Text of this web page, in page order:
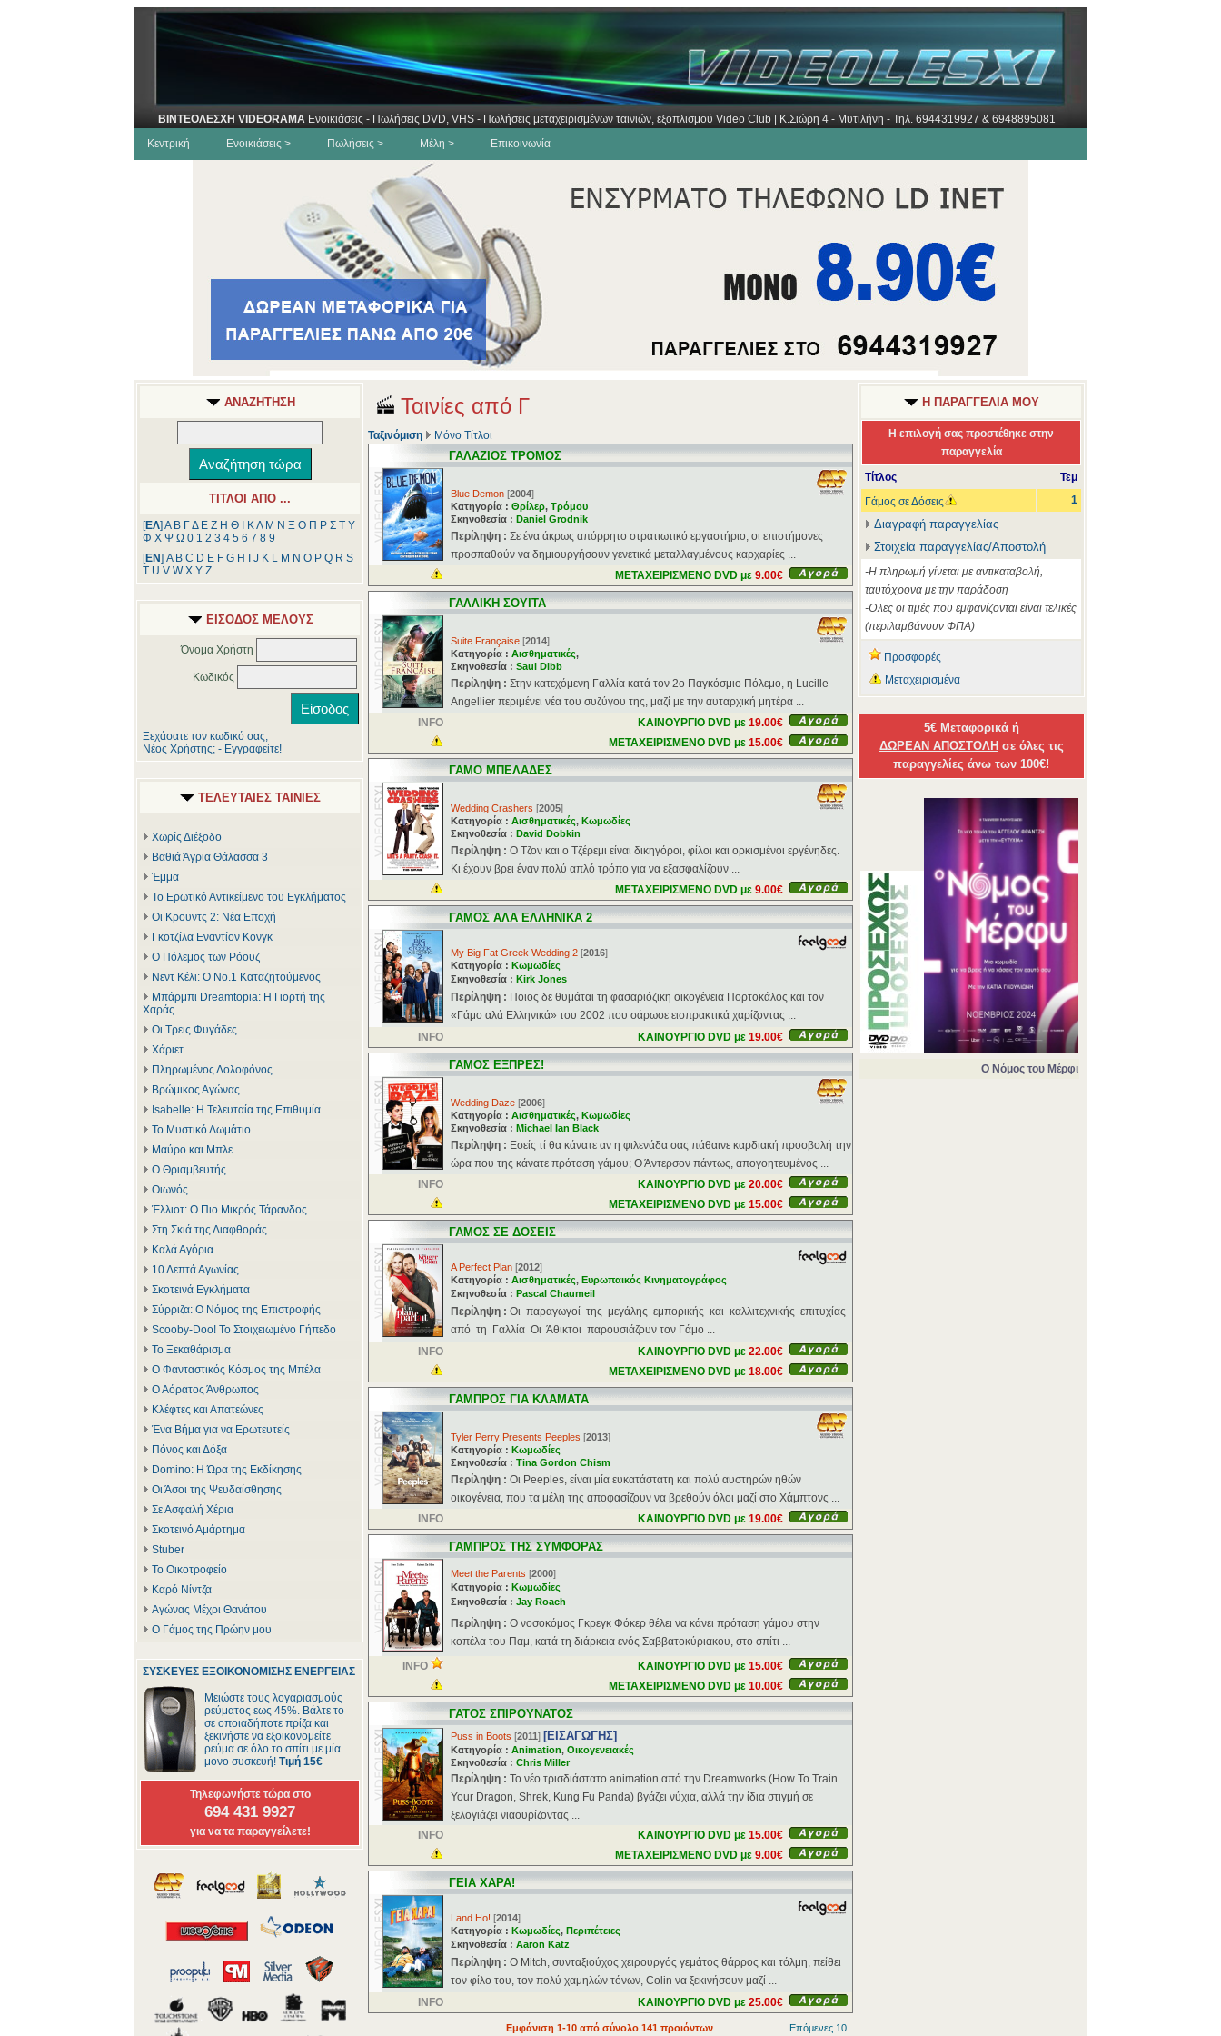
ΒΙΝΤΕΟΛΕΣΧΗ VIDEORAMA Ενοικιάσεις - Πωλήσεις DVD, VHS - Πωλήσεις μεταχειρισμένων ταινιών, εξοπλισμού Video Club | Κ.Σιώρη 4 - Μυτιλήνη - Τηλ. 6944319927 & 6948895081
Κεντρική
Ενοικιάσεις > Πωλήσεις > Μέλη > Επικοινωνία
ΑΝΑΖΗΤΗΣΗ
ΤΙΤΛΟΙ ΑΠΟ ...
[ΕΛ] Α Β ΓΔ Ε Ζ Η Θ ΚΛ Μ Ν Ξ Ο Π Ρ Σ Τ Υ
Φ Χ Ψ Ω 0 1 2 3 4 5 6 7 8 9
[ΕΝ] A B C D E F G H J K L M N O P Q R S
T U V W X Y Z
ΕΙΣΟΔΟΣ ΜΕΛΟΥΣ
Όνομα Χρήστη
Κωδικός
Ξεχάσατε τον κωδικό σας;
Νέος Χρήστης; - Εγγραφείτε!
ΤΕΛΕΥΤΑΙΕΣ ΤΑΙΝΙΕΣ
Χωρίς Διέξοδο
Βαθιά Άγρια Θάλασσα 3
Έμμα
Το Ερωτικό Αντικείμενο του Εγκλήματος
Οι Κρουντς 2: Νέα Εποχή
Γκοτζίλα Εναντίον Κονγκ
Ο Πόλεμος των Ρόουζ
Νεντ Κέλι: Ο Νο.1 Καταζητούμενος
Μπάρμπι Dreamtopia: Η Γιορτή της
Χαράς
Οι Τρεις Φυγάδες
Χάριετ
Πληρωμένος Δολοφόνος
Βρώμικος Αγώνας
Isabelle: Η Τελευταία της Επιθυμία
Το Μυστικό Δωμάτιο
Μαύρο και Μπλε
Ο Θριαμβευτής
Οιωνός
Έλλιοτ: Ο Πιο Μικρός Τάρανδος
Στη Σκιά της Διαφθοράς
Καλά Αγόρια
10 Λεπτά Αγωνίας
Σκοτεινά Εγκλήματα
Σύρριζα: Ο Νόμος της Επιστροφής
Scooby-Doo! Το Στοιχειωμένο Γήπεδο
Το Ξεκαθάρισμα
Ο Φανταστικός Κόσμος της Μπέλα
Ο Αόρατος Άνθρωπος
Κλέφτες και Απατεώνες
Ένα Βήμα για να Ερωτευτείς
Πόνος και Δόξα
Domino: Η Ώρα της Εκδίκησης
Οι Άσοι της Ψευδαίσθησης
Σε Ασφαλή Χέρια
Σκοτεινό Αμάρτημα
Stuber
Το Οικοτροφείο
Καρό Νίντζα
Αγώνας Μέχρι Θανάτου
Ο Γάμος της Πρώην μου
ΣΥΣΚΕΥΕΣ ΕΞΟΙΚΟΝΟΜΙΣΗΣ ΕΝΕΡΓΕΙΑΣ
Μειώστε τους λογαριασμούς
ρεύματος εως 45%. Βάλτε το
σε οποιαδήποτε πρίζα και
ξεκινήστε να εξοικονομείτε
ρεύμα σε όλο το σπίτι με μία
μονο συσκευή! Τιμή 15€
Τηλεφωνήστε τώρα στο
694 431 9927
για να τα παραγγείλετε!
Ταινίες από Γ
Ταξινόμιση Μόνο Τίτλοι
ΓΑΛΑΖΙΟΣ ΤΡΟΜΟΣ
Blue Demon [2004]
Κατηγορία : Θρίλερ, Τρόμου
Σκηνοθεσία : Daniel Grodnik
Περίληψη : Σε ένα άκρως απόρρητο στρατιωτικό εργαστήριο, οι επιστήμονες
προσπαθούν να δημιουργήσουν γενετικά μεταλλαγμένους καρχαρίες ...
ΜΕΤΑΧΕΙΡΙΣΜΕΝΟ DVD με 9.00€
ΓΑΛΛΙΚΗ ΣΟΥΙΤΑ
Suite Française [2014]
Κατηγορία : Αισθηματικές,
Σκηνοθεσία : Saul Dibb
Περίληψη : Στην κατεχόμενη Γαλλία κατά τον 2ο Παγκόσμιο Πόλεμο, η Lucille
Angellier περιμένει νέα του συζύγου της, μαζί με την αυταρχική μητέρα ...
INFO
ΚΑΙΝΟΥΡΓΙΟ DVD με 19.00€
ΜΕΤΑΧΕΙΡΙΣΜΕΝΟ DVD με 15.00€
ΓΑΜΟ ΜΠΕΛΑΔΕΣ
Wedding Crashers [2005]
Κατηγορία : Αισθηματικές, Κωμωδίες
Σκηνοθεσία : David Dobkin
Περίληψη : Ο Τζον και ο Τζέρεμι είναι δικηγόροι, φίλοι και ορκισμένοι εργένηδες.
Κι έχουν βρει έναν πολύ απλό τρόπο για να εξασφαλίζουν ...
ΜΕΤΑΧΕΙΡΙΣΜΕΝΟ DVD με 9.00€
ΓΑΜΟΣ ΑΛΑ ΕΛΛΗΝΙΚΑ 2
My Big Fat Greek Wedding 2 [2016]
Κατηγορία : Κωμωδίες
Σκηνοθεσία : Kirk Jones
Περίληψη : Ποιος δε θυμάται τη φασαριόζικη οικογένεια Πορτοκάλος και τον
«Γάμο αλά Ελληνικά» του 2002 που σάρωσε εισπρακτικά χαρίζοντας ...
INFO
ΚΑΙΝΟΥΡΓΙΟ DVD με 19.00€
ΓΑΜΟΣ ΕΞΠΡΕΣ!
Wedding Daze [2006]
Κατηγορία : Αισθηματικές, Κωμωδίες
Σκηνοθεσία : Michael Ian Black
Περίληψη : Εσείς τί θα κάνατε αν η φιλενάδα σας πάθαινε καρδιακή προσβολή την
ώρα που της κάνατε πρόταση γάμου; Ο Άντερσον πάντως, απογοητευμένος ...
INFO
ΚΑΙΝΟΥΡΓΙΟ DVD με 20.00€
ΜΕΤΑΧΕΙΡΙΣΜΕΝΟ DVD με 15.00€
ΓΑΜΟΣ ΣΕ ΔΟΣΕΙΣ
A Perfect Plan [2012]
Κατηγορία : Αισθηματικές, Ευρωπαικός Κινηματογράφος
Σκηνοθεσία : Pascal Chaumeil
Περίληψη : Οι παραγωγοί της μεγάλης εμπορικής και καλλιτεχνικής επιτυχίας
από τη Γαλλία Οι Άθικτοι παρουσιάζουν τον Γάμο ...
INFO
ΚΑΙΝΟΥΡΓΙΟ DVD με 22.00€
ΜΕΤΑΧΕΙΡΙΣΜΕΝΟ DVD με 18.00€
ΓΑΜΠΡΟΣ ΓΙΑ ΚΛΑΜΑΤΑ
Tyler Perry Presents Peeples [2013]
Κατηγορία : Κωμωδίες
Σκηνοθεσία : Tina Gordon Chism
Περίληψη : Οι Peeples, είναι μία ευκατάστατη και πολύ αυστηρών ηθών
οικογένεια, που τα μέλη της αποφασίζουν να βρεθούν όλοι μαζί στο Χάμπτονς ...
INFO
ΚΑΙΝΟΥΡΓΙΟ DVD με 19.00€
ΓΑΜΠΡΟΣ ΤΗΣ ΣΥΜΦΟΡΑΣ
Meet the Parents [2000]
Κατηγορία : Κωμωδίες
Σκηνοθεσία : Jay Roach
Περίληψη : O νοσοκόμος Γκρεγκ Φόκερ θέλει να κάνει πρόταση γάμου στην
κοπέλα του Παμ, κατά τη διάρκεια ενός Σαββατοκύριακου, στο σπίτι ...
INFO
ΚΑΙΝΟΥΡΓΙΟ DVD με 15.00€
ΜΕΤΑΧΕΙΡΙΣΜΕΝΟ DVD με 10.00€
ΓΑΤΟΣ ΣΠΙΡΟΥΝΑΤΟΣ
Puss in Boots [2011] [ΕΙΣΑΓΩΓΗΣ]
Κατηγορία : Animation, Οικογενειακές
Σκηνοθεσία : Chris Miller
Περίληψη : Το νέο τρισδιάστατο animation από την Dreamworks (How To Train
Your Dragon, Shrek, Kung Fu Panda) βγάζει νύχια, αλλά την ίδια στιγμή σε
ξελογιάζει νιαουρίζοντας ...
INFO
ΚΑΙΝΟΥΡΓΙΟ DVD με 15.00€
ΜΕΤΑΧΕΙΡΙΣΜΕΝΟ DVD με 9.00€
ΓΕΙΑ ΧΑΡΑ!
Land Ho! [2014]
Κατηγορία : Κωμωδίες, Περιπέτειες
Σκηνοθεσία : Aaron Katz
Περίληψη : Ο Mitch, συνταξιούχος χειρουργός γεμάτος θάρρος και τόλμη, πείθει
τον φίλο του, τον πολύ χαμηλών τόνων, Colin να ξεκινήσουν μαζί ...
INFO
ΚΑΙΝΟΥΡΓΙΟ DVD με 25.00€
Εμφάνιση 1-10 από σύνολο 141 προιόντων Επόμενες 10
Η ΠΑΡΑΓΓΕΛΙΑ ΜΟΥ
Η επιλογή σας προστέθηκε στην
παραγγελία
Τίτλος
Τεμ
Γάμος σε Δόσεις
1
Διαγραφή παραγγελίας
Στοιχεία παραγγελίας/Αποστολή
-Η πληρωμή γίνεται με αντικαταβολή,
ταυτόχρονα με την παράδοση
-Όλες οι τιμές που εμφανίζονται είναι τελικές
(περιλαμβάνουν ΦΠΑ)
Προσφορές
Μεταχειρισμένα
5€ Μεταφορικά ή
ΔΩΡΕΑΝ ΑΠΟΣΤΟΛΗ σε όλες τις
παραγγελίες άνω των 100€!
Ο Νόμος του Μέρφι